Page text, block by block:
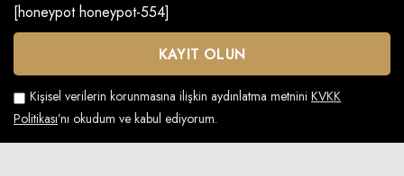
[honeypot honeypot-554]
Kişisel verilerin korunmasına ilişkin aydınlatma metnini KVKK
Politikası’nı okudum ve kabul ediyorum.